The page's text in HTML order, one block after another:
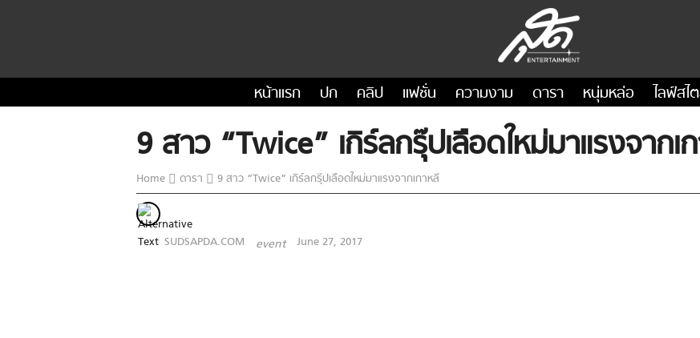
หน้าแรก ปก คลิป แฟชั่น ความงาม ดารา หนุ่มหล่อ ไลฟ์สไ
9 สาว “Twice” เกิร์ลกรุ๊ปเลือดใหม่มาแรงจากเ
Home ดารา 9 สาว “Twice” เกิร์ลกรุ๊ปเลือดใหม่มาแรงจากเกาหลี
SUDSAPDA.COM event June 27, 2017